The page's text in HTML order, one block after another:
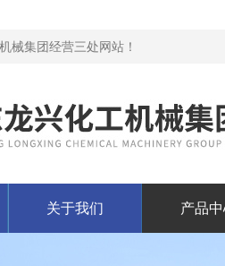
械集团经营三处网站！
关于我们 产品